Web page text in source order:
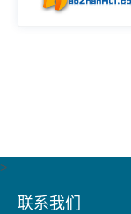
>
联系我们